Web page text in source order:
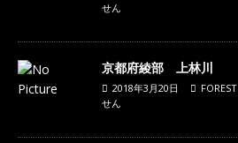
せん
京都府綾部 上林川
2018年3月20日 FOREST
せん